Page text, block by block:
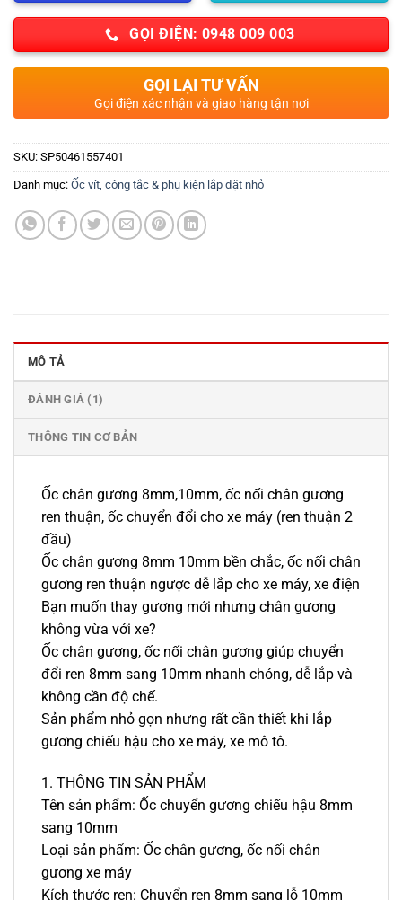
GỌI ĐIỆN: 0948 009 003
GỌI LẠI TƯ VẤN
Gọi điện xác nhận và giao hàng tận nơi
SKU: SP50461557401
Danh mục: Ốc vít, công tắc & phụ kiện lắp đặt nhỏ
MÔ TẢ
ĐÁNH GIÁ (1)
THÔNG TIN CƠ BẢN
Ốc chân gương 8mm,10mm, ốc nối chân gương
ren thuận, ốc chuyển đổi cho xe máy (ren thuận 2
đầu)
Ốc chân gương 8mm 10mm bền chắc, ốc nối chân
gương ren thuận ngược dễ lắp cho xe máy, xe điện
Bạn muốn thay gương mới nhưng chân gương
không vừa với xe?
Ốc chân gương, ốc nối chân gương giúp chuyển
đổi ren 8mm sang 10mm nhanh chóng, dễ lắp và
không cần độ chế.
Sản phẩm nhỏ gọn nhưng rất cần thiết khi lắp
gương chiếu hậu cho xe máy, xe mô tô.
1. THÔNG TIN SẢN PHẨM
Tên sản phẩm: Ốc chuyển gương chiếu hậu 8mm
sang 10mm
Loại sản phẩm: Ốc chân gương, ốc nối chân
gương xe máy
Kích thước ren: Chuyển ren 8mm sang lỗ 10mm